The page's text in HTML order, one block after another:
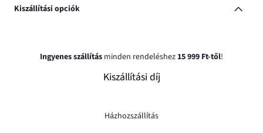
Kiszállítási opciók
Ingyenes szállítás minden rendeléshez 15 999 Ft-től!
Kiszállítási díj
Házhozszállítás